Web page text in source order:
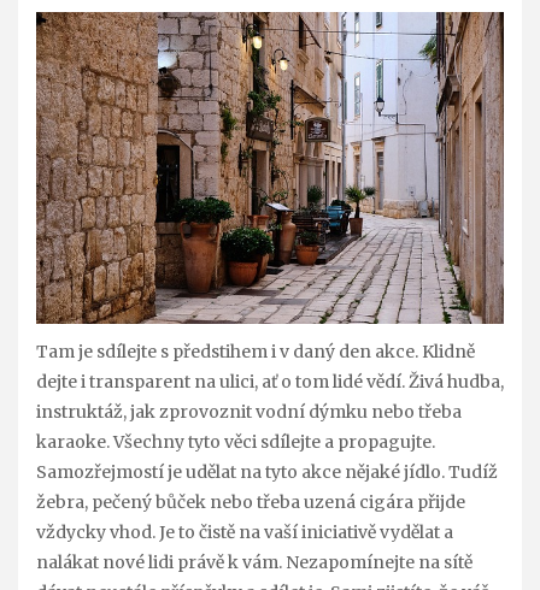
Tam je sdílejte s předstihem i v daný den akce. Klidně
dejte i transparent na ulici, ať o tom lidé vědí. Živá hudba,
instruktáž,jak zprovoznit vodní dýmku nebo třeba
karaoke. Všechny tyto věci sdílejte a propagujte.
Samozřejmostí je udělat na tyto akce nějaké jídlo. Tudíž
žebra, pečený bůček nebo třeba uzená cigára přijde
vždycky vhod. Je to čistě na vaší iniciativě vydělat a
nalákat nové lidi právě k vám. Nezapomínejte na sítě